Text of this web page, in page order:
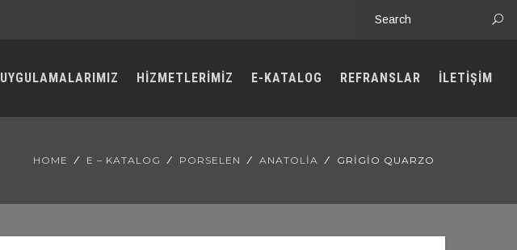
UYGULAMALARIMIZ HİZMETLERİMİZ E-KATALOG REFRANSLAR İLETİŞİM
HOME E – KATALOG PORSELEN ANATOLIA GRIGIO QUARZO